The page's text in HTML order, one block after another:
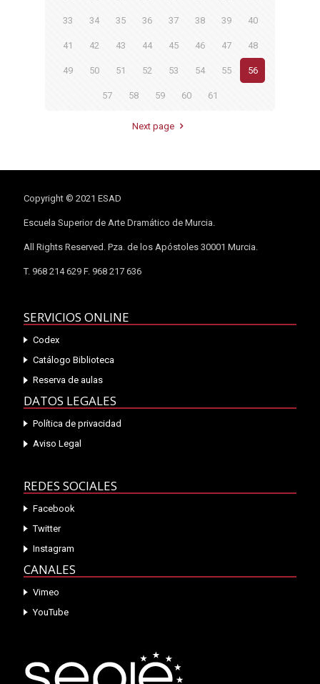
33 34 35 36 37 38 39 40
41 42 43 44 45 46 47 48
49 50 51 52 53 54 55 56
57 58 59 60 61
Next page
Copyright © 2021 ESAD
Escuela Superior de Arte Dramático de Murcia.
All Rights Reserved. Pza. de los Apóstoles 30001 Murcia.
T. 968 214 629 F. 968 217 636
SERVICIOS ONLINE
Codex
Catálogo Biblioteca
Reserva de aulas
DATOS LEGALES
Política de privacidad
Aviso Legal
REDES SOCIALES
Facebook
Twitter
Instagram
CANALES
Vimeo
YouTube